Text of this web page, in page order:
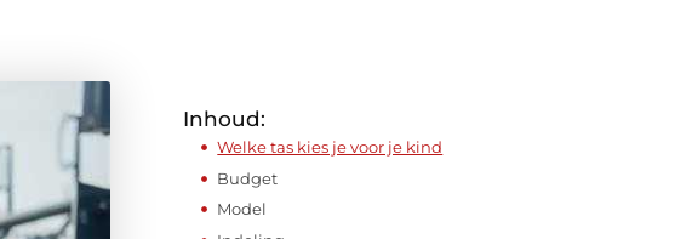
Inhoud:
Welke tas kies je voor je kind
Budget
Model